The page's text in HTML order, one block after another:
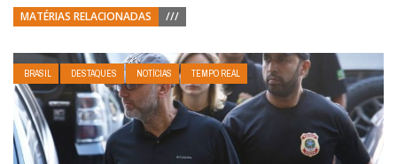
MATÉRIAS RELACIONADAS ///
BRASIL DESTAQUES NOTÍCIAS TEMPO REAL